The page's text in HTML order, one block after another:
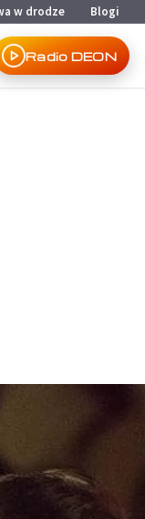
w drodze Blogi
Radio DEON